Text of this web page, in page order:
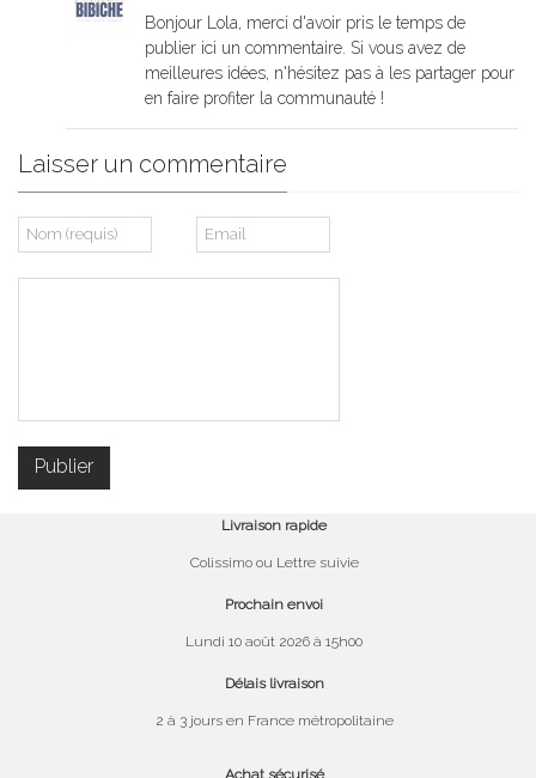
Bonjour Lola, merci d'avoir pris le temps de
publier ici un commentaire. Si vous avez de
meilleures idées, n'hésitez pas à les partager pour
en faire profiter la communauté !
Laisser un commentaire
Livraison rapide
Colissimo ou Lettre suivie
Prochain envoi
Lundi 10 août 2026 à 15h00
Délais livraison
2 à 3 jours en France métropolitaine
Achat sécurisé